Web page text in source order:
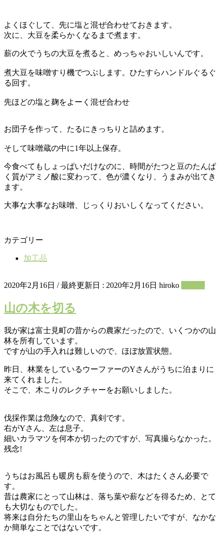
よくほぐして、先に塩と混ぜ合わせておきます。
次に、大豆を柔らかくなるまで煮ます。
薪の火でうちの大豆を煮ると、めっちゃおいしいんです。
煮大豆を味噌すり機でつぶします。ひたすらハンドルぐるぐ
る回す。
先ほどの塩と麹をよーく混ぜ合わせ
お団子を作って、たるにきっちりと詰めます。
そして味噌蔵の中に1年以上保存。
今食べてもしょっぱいだけなのに、時間がたつと豆のたんぱ
く質がアミノ酸に変わって、色が濃くなり、うまみが出てき
ます。
大事な大事なお味噌、じっくりおいしくなってください。
カテゴリー
加工品
2020年2月16日 / 最終更新日 : 2020年2月16日 hiroko
山の木を切る
我が家は富士見町の昔からの農家だったので、いくつかの山
林を所有しています。
ですが山の手入れは難しいので、ほぼ放置状態。
昨日、林業をしているウーファーのYさんがうちに泊まりに
来てくれました。
そこで、木こりのレクチャーをお願いしました。
伐採作業は危険なので、真剣です。
右がYさん、左は息子。
細いカラマツを何本か切ったのですが、写真撮らなかった。
残念!
うちはお風呂も暖房も薪を使うので、木はたくさん必要で
す。
昔は農家にとって山林は、落ち葉や薪などを得るため、とて
も大切なものでした。
将来は自分たちの里山をちゃんと管理したいですが、なかな
か簡単なことではないです。